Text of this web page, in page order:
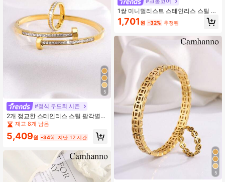
5
#정식 무도회 시즌
2개 정교한 스테인리스 스틸 팔각별
팔찌 & 반지 세트, 여성 데일리 착용에
적합
재고 8개 남음
5,409원 -34% 지난 12 시간
1쌍 미니멀리스트 스테인리스 스틸 체
인 드롭 이어링, 여성의 일상적인 장식
에 적합
1,701 원 -32% 추정된
5